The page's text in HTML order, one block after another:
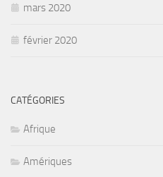
mars 2020
février 2020
CATÉGORIES
Afrique
Amériques